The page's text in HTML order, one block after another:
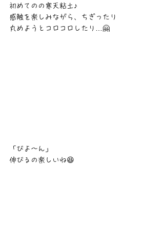
初めてのの寒天粘土♪
感触を楽しみながら、ちぎったり
丸めようとコロコロしたり…🤗
「びよ〜ん」
伸びるの楽しいね😆